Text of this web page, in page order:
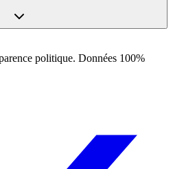
politique. Données 100%